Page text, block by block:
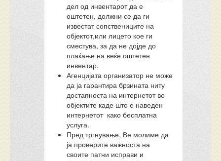
дел од инвентарот да е
оштетен, должни се да ги
известат сопствениците на
објектот,или лицето кое ги
сместува, за да не дојде до
плаќање на веќе оштетен
инвентар.
Агенцијата организатор не може
да ја гарантира брзината ниту
достапноста на интернетот во
објектите каде што е наведен
интернетот како бесплатна
услуга.
Пред тргнување, Ве молиме да
ја проверите важноста на
своите патни исправи и